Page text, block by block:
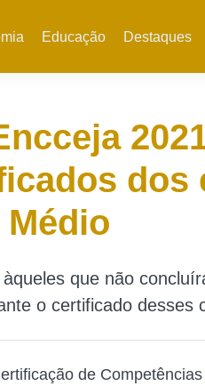
Educação Destaques
dos
que não
o certificado desses
de